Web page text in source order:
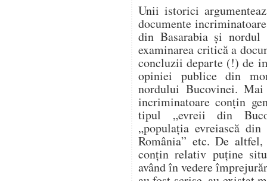
Unii istorici
documente
din Basarabia și nordul
examinarea critică a
concluzii departe (!) de
opiniei publice din
nordului Bucovinei.
incriminatoare conțin
tipul „evreii din
„populația evreiască
România” etc. De
conțin relativ puține
având în vedere